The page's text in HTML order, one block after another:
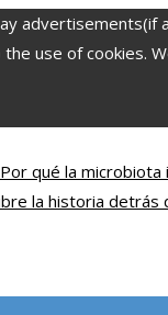
advertisements(if
use of cookies.
Por qué la
la historia detrás